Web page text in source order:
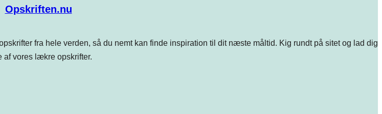
Opskriften.nu
fra hele verden, så du nemt kan finde inspiration til dit næste måltid. Kig rundt på sitet og lad dig
af vores lækre opskrifter.